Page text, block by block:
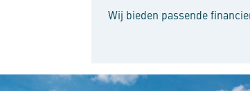
Wij bieden passende